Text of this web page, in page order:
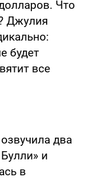
Что
Джулия
будет
все
два
и
в